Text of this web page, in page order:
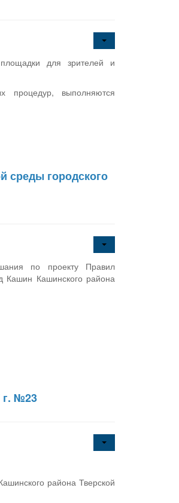
для зрителей и
процедур, выполняются
среды городского
по проекту Правил
Кашин Кашинского района
г. №23
района Тверской